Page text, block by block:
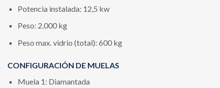
Potencia instalada: 12,5 kw
Peso: 2.000 kg
Peso max. vidrio (total): 600 kg
CONFIGURACIÓN DE MUELAS
Muela 1: Diamantada